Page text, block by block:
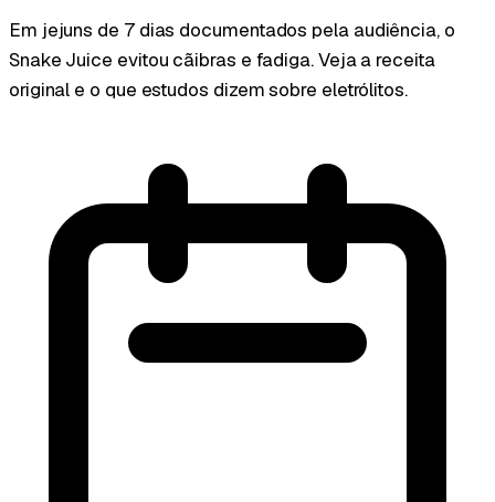
Em jejuns de 7 dias documentados pela audiência, o
Snake Juice evitou cãibras e fadiga. Veja a receita
original e o que estudos dizem sobre eletrólitos.